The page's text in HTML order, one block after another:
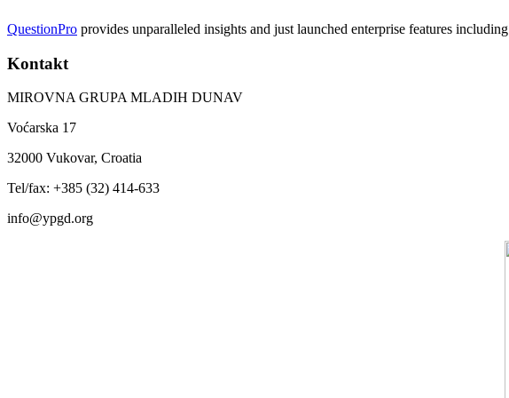
QuestionPro provides unparalleled insights and just launched enterprise features including
Kontakt
MIROVNA GRUPA MLADIH DUNAV
Voćarska 17
32000 Vukovar, Croatia
Tel/fax: +385 (32) 414-633
info@ypgd.org